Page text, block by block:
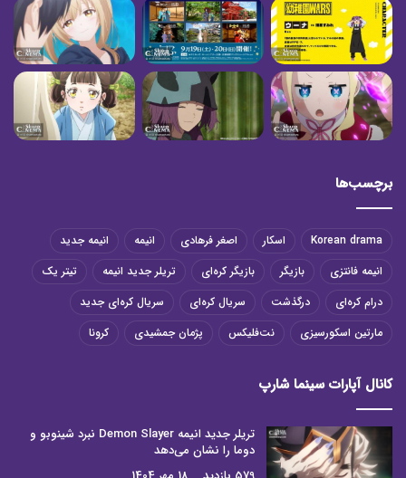
برچسب‌ها
Korean drama اسکار اصغر فرهادی انیمه
انیمه جدید
انیمه فانتزی
بازیگر بازیگر کره‌ای تریلر جدید انیمه
تیتر یک
درام کره‌ای
درگذشت سریال کره‌ای
سریال کره‌ای جدید
مارتین اسکورسیزی
نت‌فلیکس پژمان جمشیدی کرونا
کانال آپارات سینما شارپ
تریلر جدید انیمه Demon Slayer نبرد شینوبو و
دوما را نشان می‌دهد